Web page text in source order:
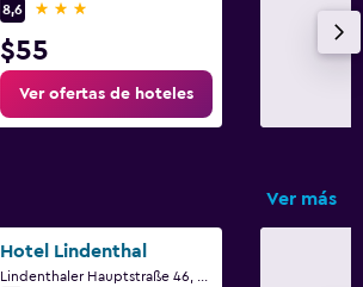
8,6
3 estrellas
$55
Ver ofertas de hoteles
Ver más
Hotel Lindenthal